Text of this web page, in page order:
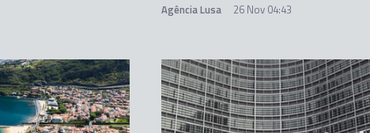
Agência Lusa 26 Nov 04:43